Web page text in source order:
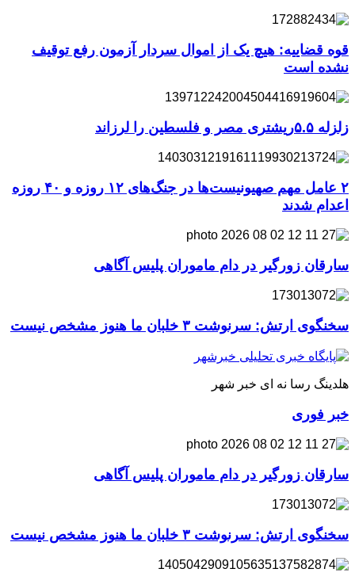
قوه قضاییه: هیچ یک از اموال سردار آزمون رفع توقیف
نشده است
زلزله ۵.۵ریشتری مصر و فلسطین را لرزاند
۲ عامل مهم صهیونیست‌ها در جنگ‌های ۱۲ روزه و ۴۰ روزه
اعدام شدند
سارقان زورگیر در دام ماموران پلیس آگاهی
سخنگوی ارتش: سرنوشت ۳ خلبان ما هنوز مشخص نیست
هلدینگ رسا نه ای خبر شهر
خبر فوری
سارقان زورگیر در دام ماموران پلیس آگاهی
سخنگوی ارتش: سرنوشت ۳ خلبان ما هنوز مشخص نیست